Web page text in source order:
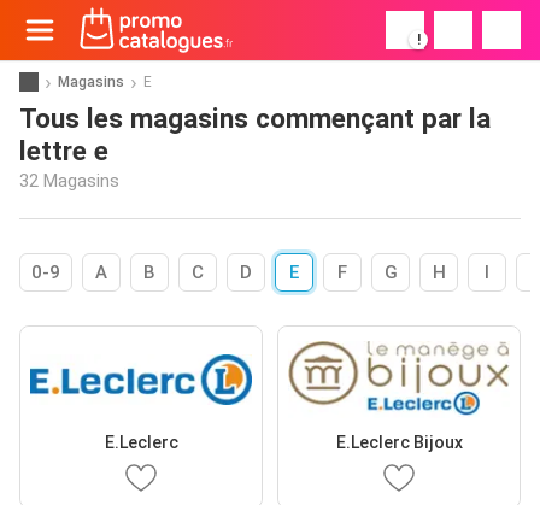
!
Magasins E
Tous les magasins commençant par la
lettre e
32 Magasins
0-9 A B C D E F G H I
E.Leclerc E.Leclerc Bijoux